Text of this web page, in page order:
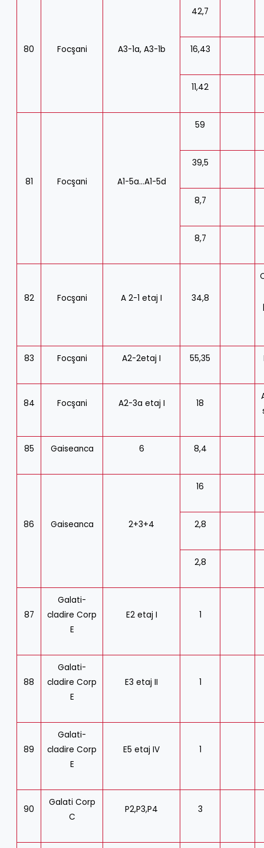
80 Focşani A3-1a, A3-1b
42,7
16,43
11,42
81 Focşani A1-5a…A1-5d
59
39,5
8,7
8,7
82 Focşani A 2-1 etaj I 34,8
83 Focşani A2-2etaj I 55,35
84 Focşani A2-3a etaj I 18
85 Gaiseanca 6 8,4
86 Gaiseanca 2+3+4
16
2,8
2,8
87
Galati-
cladire Corp
E
E2 etaj I 1
88
Galati-
cladire Corp
E
E3 etaj II 1
89
Galati-
cladire Corp
E
E5 etaj IV 1
90
Galati Corp
C
P2,P3,P4 3